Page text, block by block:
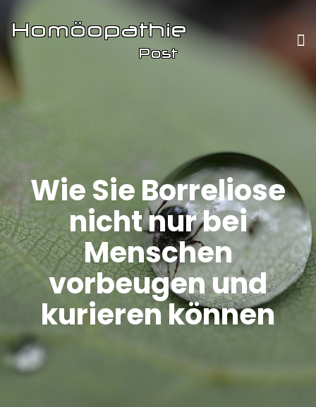
Wie Sie Borreliose
nicht nur bei
Menschen
vorbeugen und
kurieren können